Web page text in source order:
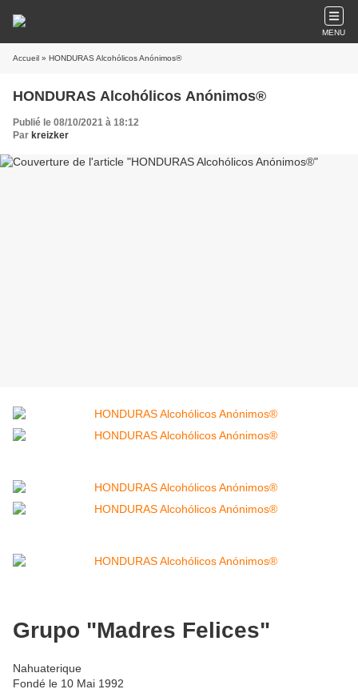
MENU
Accueil » HONDURAS Alcohólicos Anónimos®
HONDURAS Alcohólicos Anónimos®
Publié le 08/10/2021 à 18:12
Par kreizker
Grupo "Madres Felices"
Nahuaterique
Fondé le 10 Mai 1992